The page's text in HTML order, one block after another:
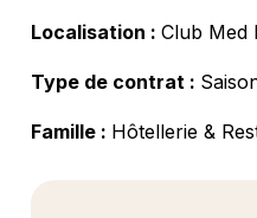
Localisation : Club Med
Type de contrat :
Famille : Hôtellerie &